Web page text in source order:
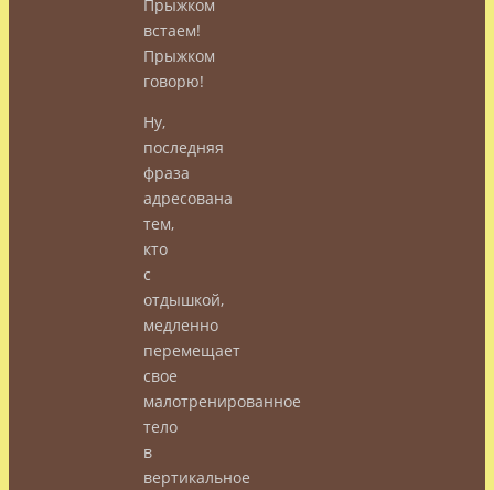
Прыжком
встаем!
Прыжком
говорю!
Ну,
последняя
фраза
адресована
тем,
кто
с
отдышкой,
медленно
перемещает
свое
малотренированное
тело
в
вертикальное